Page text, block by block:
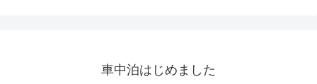
車中泊はじめました